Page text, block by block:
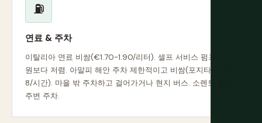
⛽
연료 & 주차
이탈리아 연료 비쌈(€1.70-1.90/리터). 셀프 서비스 펌프가 직
원보다 저렴. 아말피 해안 주차 제한적이고 비쌈(포지타노 €5-
8/시간). 마을 밖 주차하고 걸어가거나 현지 버스. 소렌토 좋은
주변 주차.